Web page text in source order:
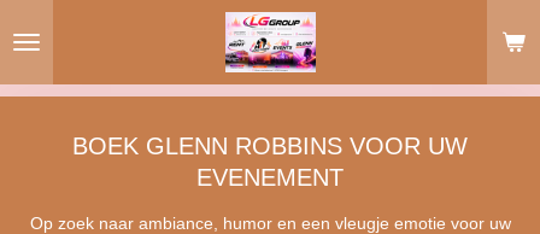
direct
BOEK GLENN ROBBINS VOOR UW
EVENEMENT
Op zoek naar ambiance, humor en een vleugje emotie voor uw